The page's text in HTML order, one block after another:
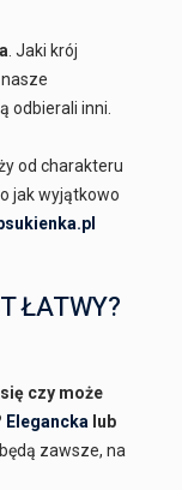
. Jaki krój
odbierali inni.
od charakteru
jak wyjątkowo
ŁATWY?
czy może
Elegancka lub
zawsze, na